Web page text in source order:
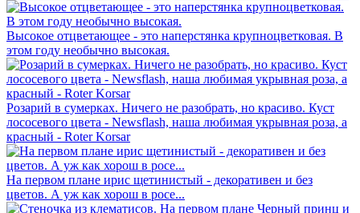
Высокое отцветающее - это наперстянка крупноцветковая. В
этом году необычно высокая.
Розарий в сумерках. Ничего не разобрать, но красиво. Куст
лососевого цвета - Newsflash, наша любимая укрывная роза, а
красный - Roter Korsar
На первом плане ирис щетинистый - декоративен и без
цветов. А уж как хорош в росе...